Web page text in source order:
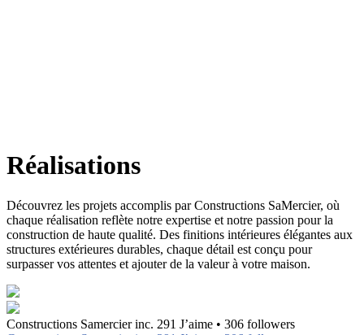
Réalisations
Découvrez les projets accomplis par Constructions SaMercier, où
chaque réalisation reflète notre expertise et notre passion pour la
construction de haute qualité. Des finitions intérieures élégantes aux
structures extérieures durables, chaque détail est conçu pour
surpasser vos attentes et ajouter de la valeur à votre maison.
Constructions Samercier inc. 291 J’aime • 306 followers